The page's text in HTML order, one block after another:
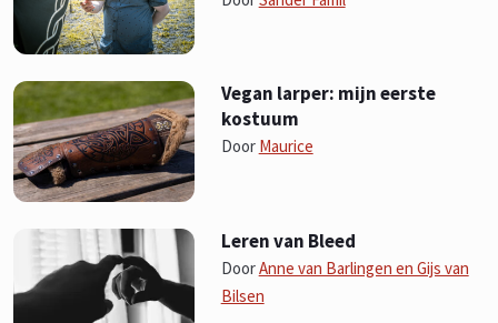
Vegan larper: mijn eerste
kostuum
Door Maurice
Leren van Bleed
DoorAnne van Barlingen en Gijs van
Bilsen